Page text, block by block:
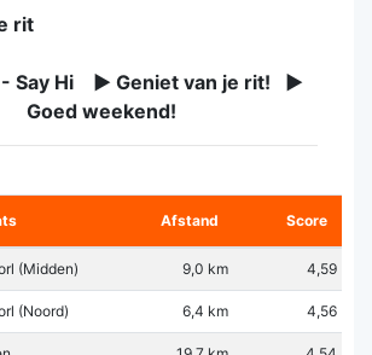
rit
- Say Hi ► Geniet van je rit! ►
Goed weekend!
Afstand Score
(Midden) 9,0 km 4,59
(Noord) 6,4 km 4,56